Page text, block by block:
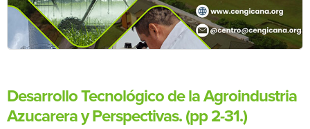
Desarrollo Tecnológico de la Agroindustria
Azucarera y Perspectivas. (pp 2-31.)